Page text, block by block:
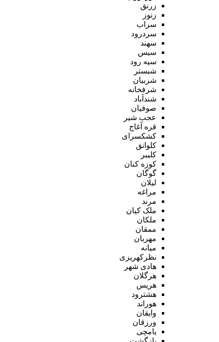
زرنق
زنوز
سراب
سردرود
سهند
سیس
سیه رود
شبستر
شربیان
شرفخانه
شندآباد
صوفیان
عجب شیر
قره آغاج
کشکسرای
کلوانق
کلیبر
کوزه کنان
گوگان
لیلان
مراغه
مرند
ملک کیان
ملکان
ممقان
مهربان
میانه
نظرکهریزی
هادی شهر
هرگلان
هریس
هشترود
هوراند
وایقان
ورزقان
یامچی